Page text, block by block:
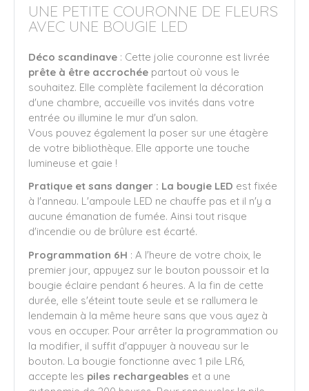
UNE PETITE COURONNE DE FLEURS
AVEC UNE BOUGIE LED
Déco scandinave : Cette jolie couronne est livrée
prête à être accrochée partout où vous le
souhaitez. Elle complète facilement la décoration
d'une chambre, accueille vos invités dans votre
entrée ou illumine le mur d'un salon.
Vous pouvez également la poser sur une étagère
de votre bibliothèque. Elle apporte une touche
lumineuse et gaie !
Pratique et sans danger : La bougie LED est fixée
à l'anneau. L'ampoule LED ne chauffe pas et il n'y a
aucune émanation de fumée. Ainsi tout risque
d'incendie ou de brûlure est écarté.
Programmation 6H : A l'heure de votre choix, le
premier jour, appuyez sur le bouton poussoir et la
bougie éclaire pendant 6 heures. A la fin de cette
durée, elle s'éteint toute seule et se rallumera le
lendemain à la même heure sans que vous ayez à
vous en occuper. Pour arrêter la programmation ou
la modifier, il suffit d'appuyer à nouveau sur le
bouton. La bougie fonctionne avec 1 pile LR6,
accepte les piles rechargeables et a une